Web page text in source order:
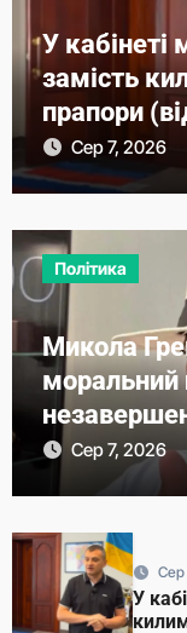
У
замість
прапори
Сер 7, 2026
Політика
Микола
моральний
Сер 7, 2026
Сер
У